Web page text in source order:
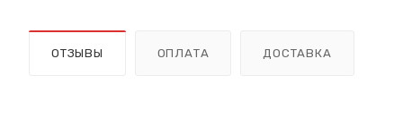
ОТЗЫВЫ ОПЛАТА ДОСТАВКА